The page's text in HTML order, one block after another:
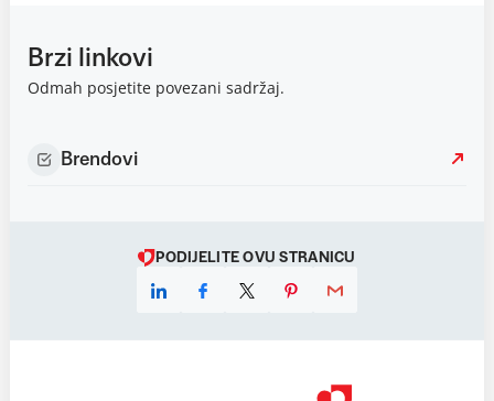
Brzi linkovi
Odmah posjetite povezani sadržaj.
Brendovi
PODIJELITE OVU STRANICU